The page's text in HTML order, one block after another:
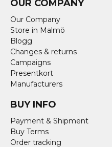
OUR COMPANY
Our Company
Store in Malmö
Blogg
Changes & returns
Campaigns
Presentkort
Manufacturers
BUY INFO
Payment & Shipment
Buy Terms
Order tracking